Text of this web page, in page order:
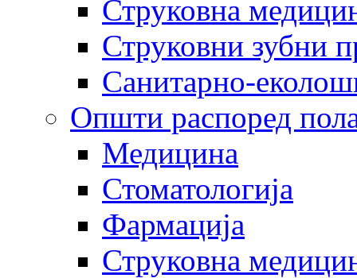
Струковна
Струковни зубни
Санитарно-
Општи распоред
Медицина
Стоматологија
Фармација
Струковна